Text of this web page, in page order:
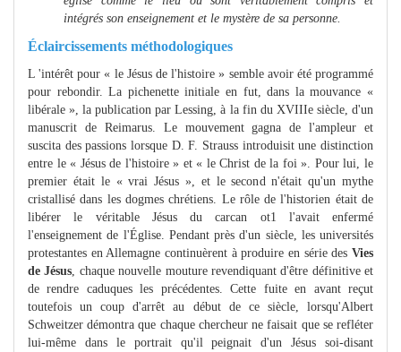
intégrés son enseignement et le mystère de sa personne.
Éclaircissements méthodologiques
L 'intérêt pour « le Jésus de l'histoire » semble avoir été programmé
pour rebondir. La pichenette initiale en fut, dans la mouvance «
libérale », la publication par Lessing, à la fin du XVIIIe siècle, d'un
manuscrit de Reimarus. Le mouvement gagna de l'ampleur et
suscita des passions lorsque D. F. Strauss introduisit une distinction
entre le « Jésus de l'histoire » et « le Christ de la foi ». Pour lui, le
premier était le « vrai Jésus », et le second n'était qu'un mythe
cristallisé dans les dogmes chrétiens. Le rôle de l'historien était de
libérer le véritable Jésus du carcan ot1 l'avait enfermé
l'enseignement de l'Église. Pendant près d'un siècle, les universités
protestantes en Allemagne continuèrent à produire en série des Vies
de Jésus , chaque nouvelle mouture revendiquant d'être définitive et
de rendre caduques les précédentes. Cette fuite en avant reçut
toutefois un coup d'arrêt au début de ce siècle, lorsqu'Albert
Schweitzer démontra que chaque chercheur ne faisait que se refléter
lui-même dans le portrait qu'il peignait d'un Jésus soi-disant